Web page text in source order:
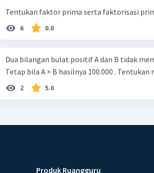
Tentukan faktor prima serta faktorisasi
6 0.0
Dua bilangan bulat positif A dan B tidak
Tetap bila A × B hasilnya 100.000 . Tentukan
2 5.0
Produk Ruangguru